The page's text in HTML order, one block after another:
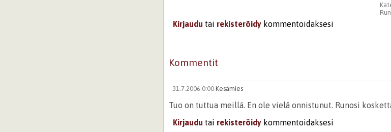
Kirjaudu tai rekisteröidy kommentoidaksesi
Kommentit
31.7.2006 0:00 Kesämies
Tuo on tuttua meillä. En ole vielä onnistunut. Runosi
Kirjaudu tai rekisteröidy kommentoidaksesi